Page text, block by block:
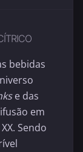
bebidas
e das
em
Sendo